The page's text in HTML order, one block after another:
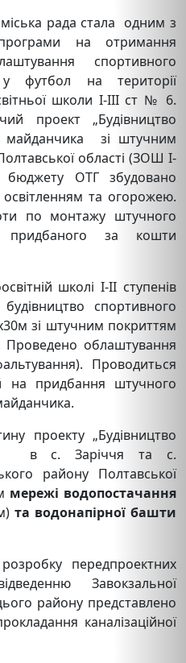
рада стала одним з
на отримання
спортивного
футбол на території
школи І-ІІІ ст № 6.
проект „Будівництво
майданчика зі штучним
області (ЗОШ І-
ОТГ збудовано
та огорожею.
по монтажу штучного
придбаного за кошти
школі І-ІІ ступенів
спортивного
зі штучним покриттям
Проведено облаштування
Проводиться
на придбання штучного
проекту „Будівництво
в с. Заріччя та с.
району Полтавської
мережі водопостачання
та водонапірної башти
передпроектних
Завокзальної
району представлено
каналізаційної